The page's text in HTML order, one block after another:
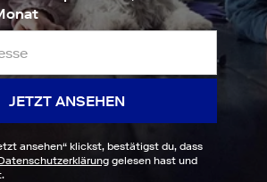
JETZT ANSEHEN
ansehen“ klickst, bestätigst du, dass
gelesen hast und